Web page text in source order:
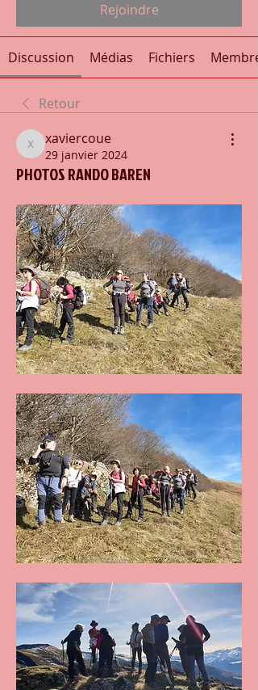
Rejoindre
Discussion Médias Fichiers
Retour
xaviercoue
xaviercoue
29 janvier 2024
PHOTOS RANDO BAREN